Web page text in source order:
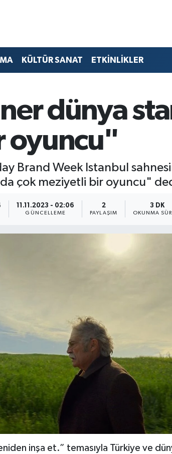
KÜLTÜR SANAT ETKİNLİKLER
dünya
oyuncu"
Brand Week Istanbul
çok meziyetli bir oyuncu"
11.11.2023 - 02:06
GÜNCELLEME
2
PAYLAŞIM
3 DK
OKUNMA
inşa et.” temasıyla Türkiye ve